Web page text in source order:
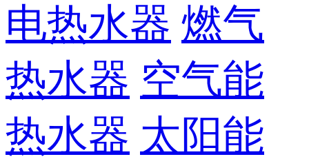
电热水器 燃气
热水器 空气能
热水器 太阳能